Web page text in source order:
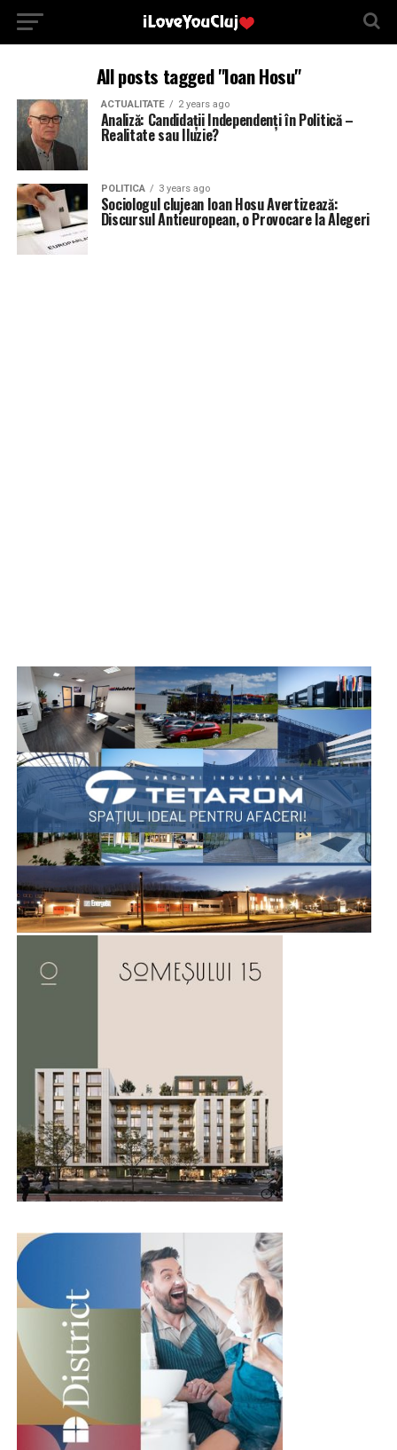
All posts tagged "Ioan Hosu"
ACTUALITATE 2 years ago
Analiză: Candidații Independenți în Politică –
Realitate sau Iluzie?
POLITICA 3 years ago
Sociologul clujean Ioan Hosu Avertizează:
Discursul Antieuropean, o Provocare la Alegeri